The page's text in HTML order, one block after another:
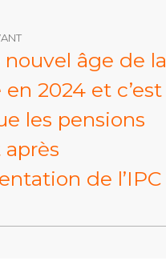
nouvel âge de la
2024 et c’est
les pensions
de l’IPC